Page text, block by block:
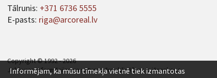
Tālrunis: +371 6736 5555
E-pasts: riga@arcoreal.lv
Copyright © 1992 - 2026
Jebkuras informācijas un satura pārpublicēšana ir jāsaskaņo.
Informējam, ka mūsu tīmekļa vietnē tiek izmantotas